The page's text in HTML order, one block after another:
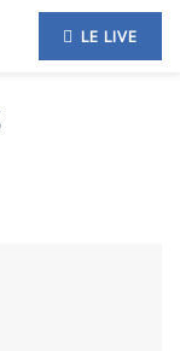
LE LIVE